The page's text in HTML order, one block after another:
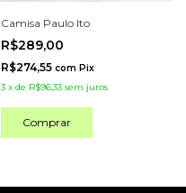
Camisa Paulo Ito
R$289,00
R$274,55 com Pix
3 x de R$96,33 sem juros
Comprar